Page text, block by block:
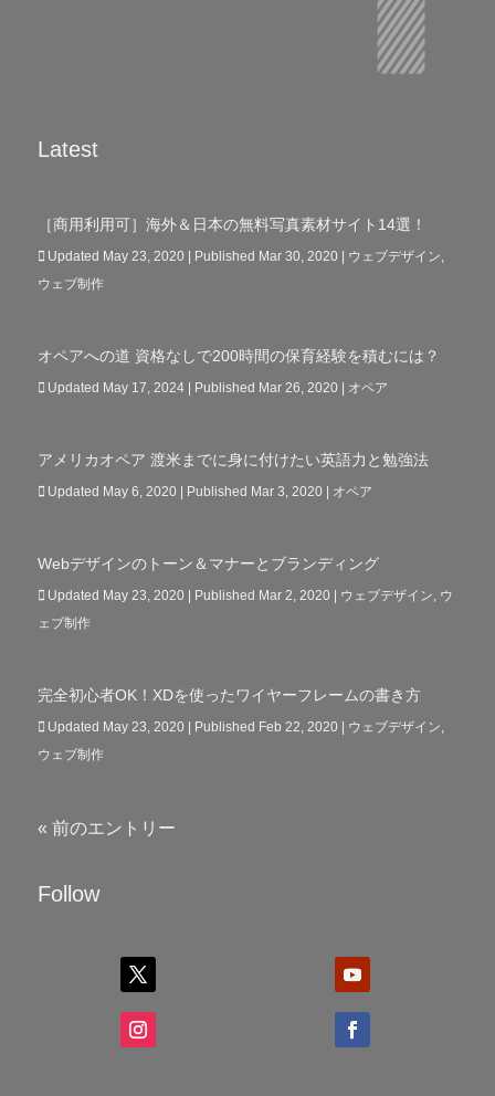
Latest
［商用利用可］海外＆日本の無料写真素材サイト14選！
Updated May 23, 2020 | Published Mar 30, 2020| ウェブデザイン,
ウェブ制作
オペアへの道 資格なしで200時間の保育経験を積むには？
Updated May 17, 2024 | Published Mar 26, 2020| オペア
アメリカオペア 渡米までに身に付けたい英語力と勉強法
Updated May 6, 2020 | Published Mar 3, 2020| オペア
Webデザインのトーン＆マナーとブランディング
Updated May 23, 2020 | Published Mar 2, 2020| ウェブデザイン, ウ
ェブ制作
完全初心者OK！XDを使ったワイヤーフレームの書き方
Updated May 23, 2020 | Published Feb 22, 2020| ウェブデザイン,
ウェブ制作
« 前のエントリー
Follow